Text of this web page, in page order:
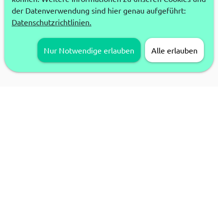
der Datenverwendung sind hier genau aufgeführt:
Datenschutzrichtlinien.
Nur Notwendige erlauben Alle erlauben